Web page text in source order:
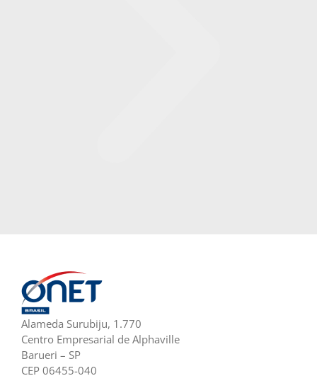
Alameda Surubiju, 1.770
Centro Empresarial de Alphaville
Barueri – SP
CEP 06455-040